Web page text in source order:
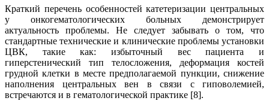
Краткий перечень особенностей катетеризации центральных
у онкогематологических больных демонстрирует
актуальность проблемы. Не следует забывать о том, что
стандартные технические и клинические проблемы установки
ЦВК, такие как: избыточный вес пациента и
гиперстенический тип телосложения, деформация костей
грудной клетки в месте предполагаемой пункции, снижение
наполнения центральных вен в связи с гиповолемией,
встречаются и в гематологической практике [8].